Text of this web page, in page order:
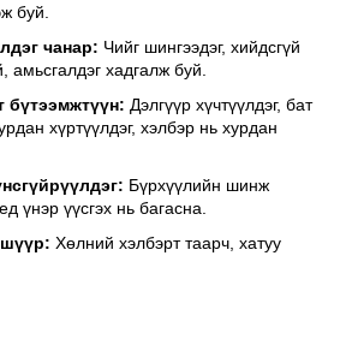
буй.
чанар: Чийг шингээдэг, хийдсгүй
амьсгалдэг хадгалж буй.
бүтээмжтүүн: Дэлгүүр хүчтүүлдэг, бат
хүртүүлдэг, хэлбэр нь хурдан
Бүрхүүлийн шинж
үнэр үүсгэх нь багасна.
Хөлний хэлбэрт таарч, хатуу